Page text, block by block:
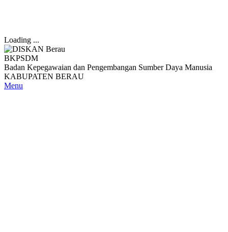
Loading ...
BKPSDM
Badan Kepegawaian dan Pengembangan Sumber Daya Manusia
KABUPATEN BERAU
Menu